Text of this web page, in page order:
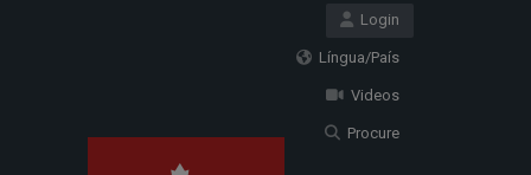
Login
Língua/País
Videos
Procure